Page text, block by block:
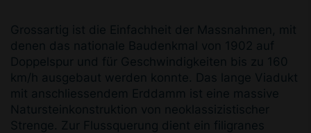
Grossartig ist die Einfachheit der Massnahmen, mit
denen das nationale Baudenkmal von 1902 auf
Dop­pelspur und für Geschwindigkeiten bis zu 160
km/h ausgebaut werden konnte. Das lange Viadukt
mit anschliessendem Erddamm ist eine massive
Natur­steinkonstruktion von neoklassizistischer
Strenge. Zur Flussquerung dient ein filigranes